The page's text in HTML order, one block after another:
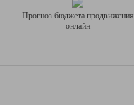
Прогноз бюджета продвижения
онлайн